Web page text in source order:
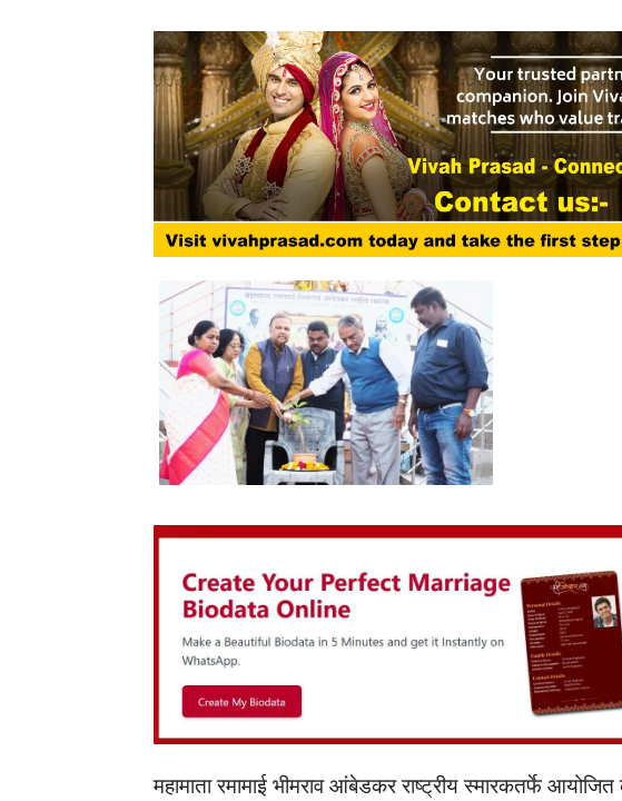
महामाता रमामाई भीमराव आंबेडकर राष्ट्रीय स्मारकतर्फे